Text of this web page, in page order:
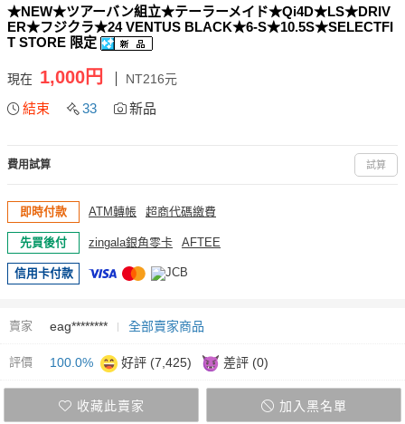
★NEW★ツアーバン組立★テーラーメイド★Qi4D★LS★DRIV
ER★フジクラ★24 VENTUS BLACK★6-S★10.5S★SELECTFI
T STORE 限定
現在 1,000円 NT216元
結束 33 新品
費用試算 試算
即時付款 ATM轉帳 超商代碼繳費
先買後付 zingala銀角零卡 AFTEE
信用卡付款
賣家 eag******** 全部賣家商品
評價 100.0% 好評 (7,425) 差評 (0)
收藏此賣家 加入黑名單